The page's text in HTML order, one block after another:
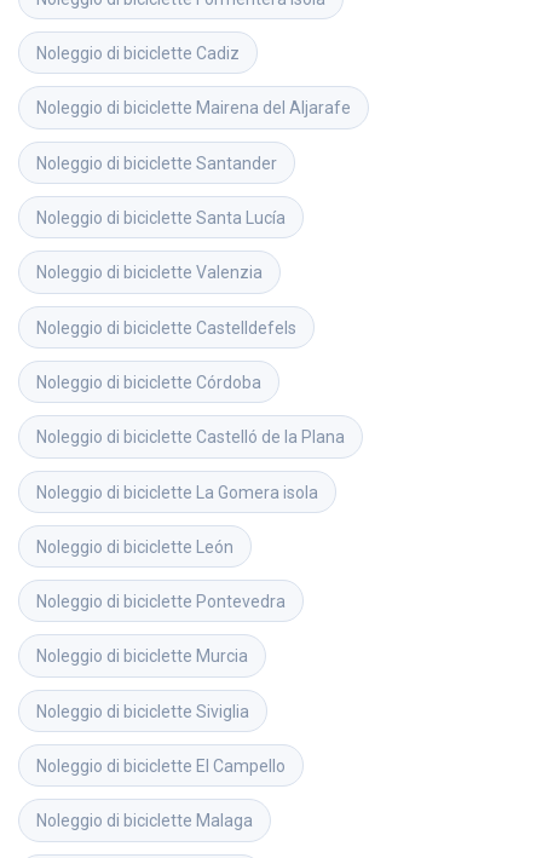
Noleggio di biciclette Cadiz
Noleggio di biciclette Mairena del Aljarafe
Noleggio di biciclette Santander
Noleggio di biciclette Santa Lucía
Noleggio di biciclette Valenzia
Noleggio di biciclette Castelldefels
Noleggio di biciclette Córdoba
Noleggio di biciclette Castelló de la Plana
Noleggio di biciclette La Gomera isola
Noleggio di biciclette León
Noleggio di biciclette Pontevedra
Noleggio di biciclette Murcia
Noleggio di biciclette Siviglia
Noleggio di biciclette El Campello
Noleggio di biciclette Malaga